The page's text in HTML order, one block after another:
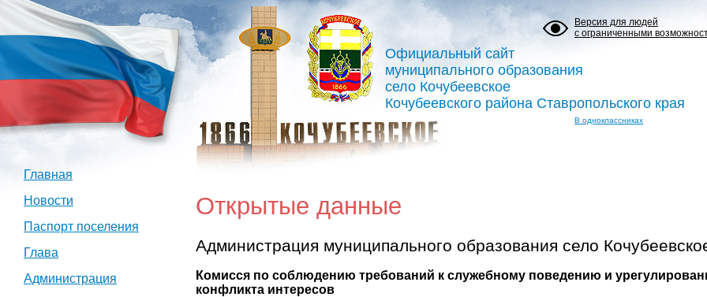
Версия для людей
с ограниченными
Официальный сайт
муниципального образования
село Кочубеевское
Кочубеевского района Ставропольского края
В одноклассниках
Главная
Новости
Паспорт поселения
Глава
Администрация
Открытые данные
Администрация муниципального образования село
Комисся по соблюдению требований к служебному поведению и
конфликта интересов